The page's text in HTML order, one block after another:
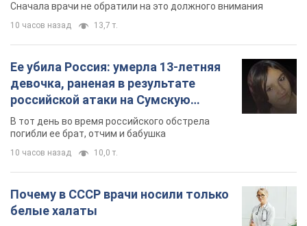
Сначала врачи не обратили на это должного внимания
10 часов назад 13,7 т.
Ее убила Россия: умерла 13-летняя
девочка, раненая в результате
российской атаки на Сумскую
область. Фото
В тот день во время российского обстрела
погибли ее брат, отчим и бабушка
10 часов назад 10,0 т.
Почему в СССР врачи носили только
белые халаты